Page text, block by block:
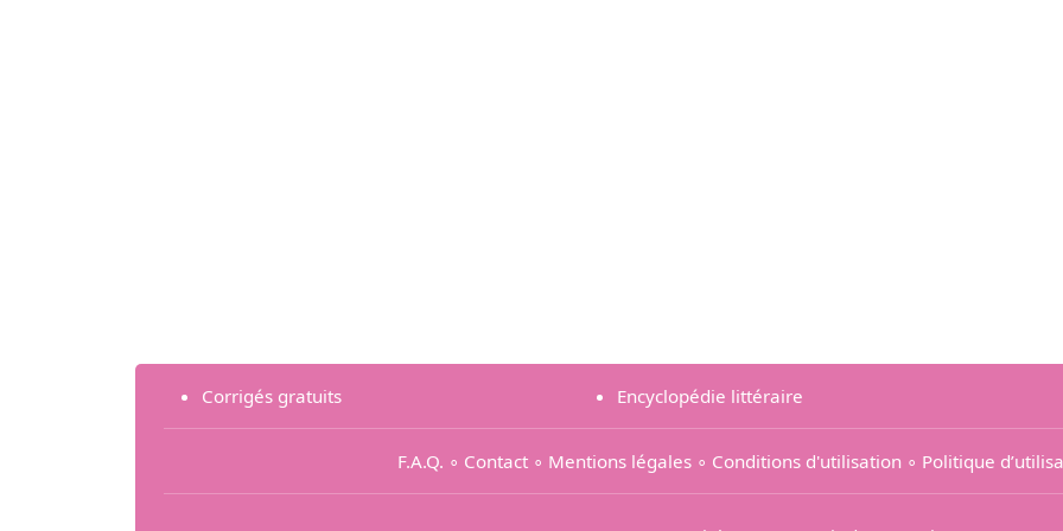
Corrigés gratuits Encyclopédie littéraire
F.A.Q. ∘ Contact∘ Mentions légales∘ Conditions d'utilisation ∘ Politique